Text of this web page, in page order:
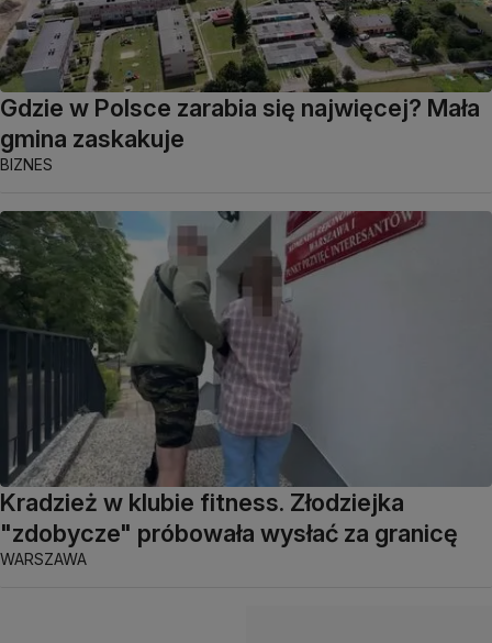
Gdzie w Polsce zarabia się najwięcej? Mała
gmina zaskakuje
BIZNES
Kradzież w klubie fitness. Złodziejka
"zdobycze" próbowała wysłać za granicę
WARSZAWA